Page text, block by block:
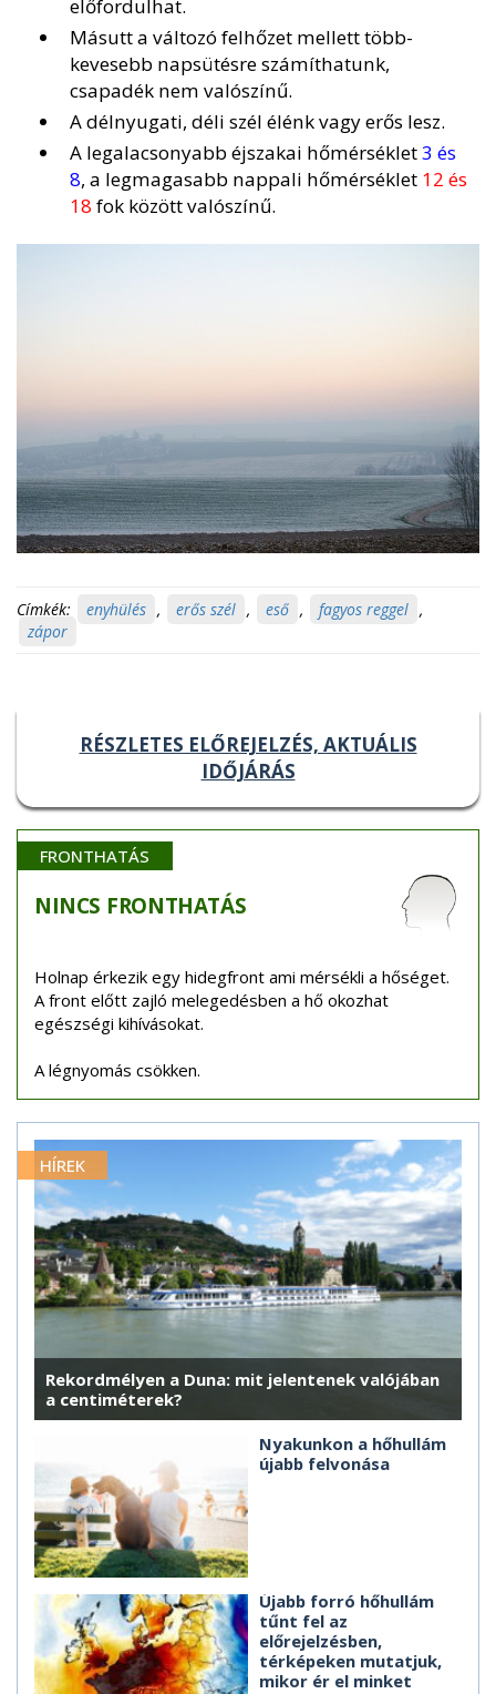
előfordulhat.
Másutt a változó felhőzet mellett több-
kevesebb napsütésre számíthatunk,
csapadék nem valószínű.
A délnyugati, déli szél élénk vagy erős lesz.
A legalacsonyabb éjszakai hőmérséklet3 és
8, a legmagasabb nappali hőmérséklet 12 és
18 fok között valószínű.
Címkék: enyhülés , erős szél , eső , fagyos reggel ,
zápor
RÉSZLETES ELŐREJELZÉS, AKTUÁLIS
IDŐJÁRÁS
FRONTHATÁS
NINCS FRONTHATÁS
Holnap érkezik egy hidegfront ami mérsékli a hőséget.
A front előtt zajló melegedésben a hő okozhat
egészségi kihívásokat.
A légnyomás csökken.
HÍREK
Rekordmélyen a Duna: mit jelentenek valójában
a centiméterek?
Nyakunkon a hőhullám
újabb felvonása
Újabb forró hőhullám
tűnt fel az
előrejelzésben,
térképeken mutatjuk,
mikor ér el minket